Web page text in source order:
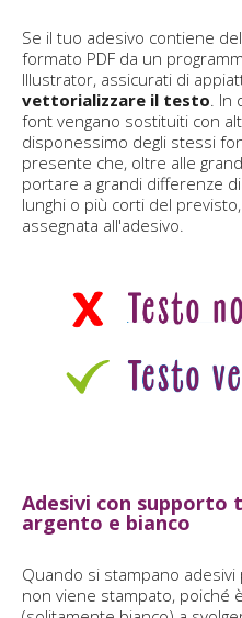
Se il tuo adesivo contiene
formato PDF da un
Illustrator, assicurati di
vettorializzare il testo .
font vengano sostituiti con
disponessimo degli stessi
presente che, oltre alle
portare a grandi differenze
lunghi o più corti del
assegnata all'adesivo.
Adesivi con supporto
argento e bianco
Quando si stampano
non viene stampato, poiché